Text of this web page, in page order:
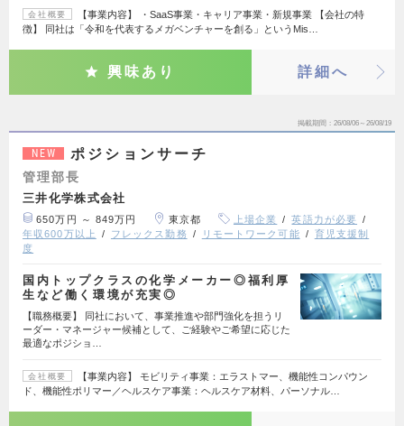
会社概要
【事業内容】 ・SaaS事業・キャリア事業・新規事業 【会社の特
徴】 同社は「令和を代表するメガベンチャーを創る」というMis…
興味あり 詳細へ
掲載期間 26/08/06～26/08/19
NEW ポジションサーチ
管理部長
三井化学株式会社
650万円 ～ 849万円 東京都 上場企業
英語力が必要
年収600万以上
フレックス勤務 リモートワーク可能
育児支援制
度
国内トップクラスの化学メーカー◎福利厚
生など働く環境が充実◎
【職務概要】 同社において、事業推進や部門強化を担うリ
ーダー・マネージャー候補として、ご経験やご希望に応じた
最適なポジショ…
会社概要
【事業内容】 モビリティ事業：エラストマー、機能性コンパウン
ド、機能性ポリマー／ヘルスケア事業：ヘルスケア材料、パーソナル…